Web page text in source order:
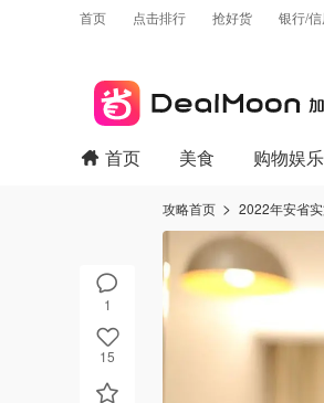
首页 点击排行 抢好货 银行/
1
15
首页 美食 购物娱乐
攻略首页 2022年安省